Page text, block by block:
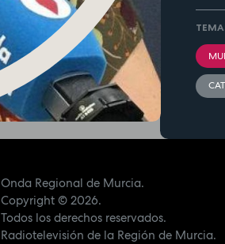
Onda Regional de Murcia.
Copyright© 2026.
Todos los derechos reservados.
Radiotelevisión de la Región de Murcia.